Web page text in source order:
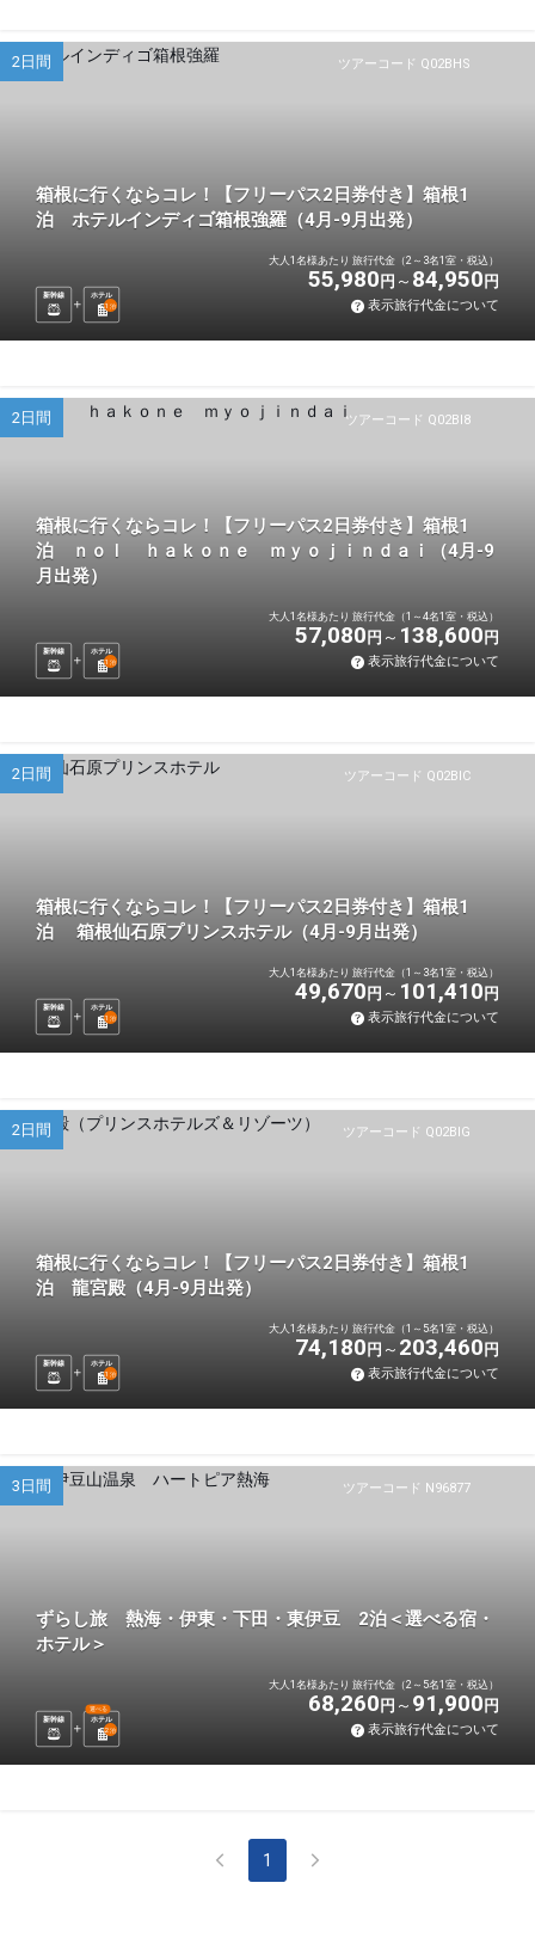
ツアーコード Q02BHS
2日間
箱根に行くならコレ！【フリーパス2日券付き】箱根1
泊 ホテルインディゴ箱根強羅（4月-9月出発）
新幹線
ホテル
1 泊
大人1名様あたり 旅行代金（2～3名1室・税込）
55,980 円 84,950 円
表示旅行代金について
ツアーコード Q02BI8
2日間
箱根に行くならコレ！【フリーパス2日券付き】箱根1
泊 ｎｏｌ ｈａｋｏｎｅ ｍｙｏｊｉｎｄａｉ（4月-9
月出発）
新幹線
ホテル
1 泊
大人1名様あたり 旅行代金（1～4名1室・税込）
57,080 円 138,600 円
表示旅行代金について
ツアーコード Q02BIC
2日間
箱根に行くならコレ！【フリーパス2日券付き】箱根1
泊 箱根仙石原プリンスホテル（4月-9月出発）
新幹線
ホテル
1 泊
大人1名様あたり 旅行代金（1～3名1室・税込）
49,670 円 101,410 円
表示旅行代金について
ツアーコード Q02BIG
2日間
箱根に行くならコレ！【フリーパス2日券付き】箱根1
泊 龍宮殿（4月-9月出発）
新幹線
ホテル
1 泊
大人1名様あたり 旅行代金（1～5名1室・税込）
74,180 円 203,460 円
表示旅行代金について
ツアーコード N96877
3日間
ずらし旅 熱海・伊東・下田・東伊豆 2泊＜選べる宿・
ホテル＞
新幹線 ホテル
選べる
2泊
大人1名様あたり 旅行代金（2～5名1室・税込）
68,260 円 91,900 円
表示旅行代金について
1